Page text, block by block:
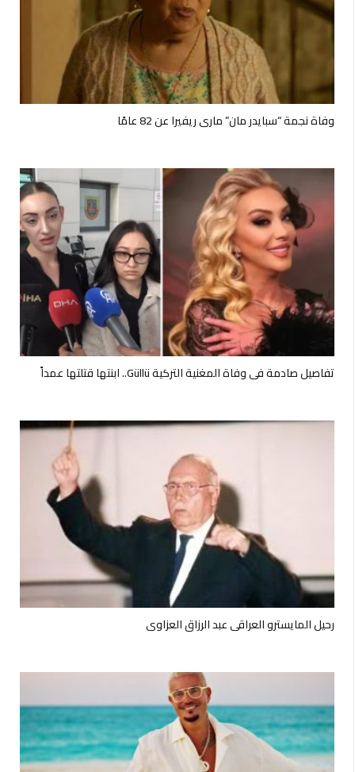
وفاة نجمة “سبايدر مان” ماري ريفيرا عن 82 عامًا
تفاصيل صادمة في وفاة المغنية التركية Güllü.. ابنتها قتلتها عمداً
رحيل المايسترو العراقي عبد الرزاق العزاوي